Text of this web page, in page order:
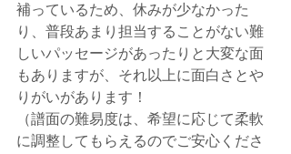
補っているため、休みが少なかった
り、普段あまり担当することがない難
しいパッセージがあったりと大変な面
もありますが、それ以上に面白さとや
りがいがあります！
（譜面の難易度は、希望に応じて柔軟
に調整してもらえるのでご安心くださ